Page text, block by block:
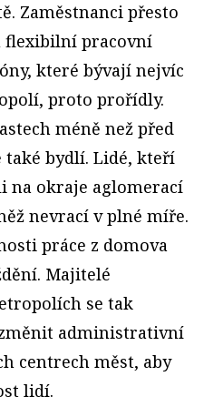
Zaměstnanci přesto
pracovní
které bývají nejvíc
proto prořídly.
méně než před
bydlí. Lidé, kteří
na okraje aglomerací
nevrací v plné míře.
práce z domova
Majitelé
se tak
administrativní
centrech měst, aby
lidí.